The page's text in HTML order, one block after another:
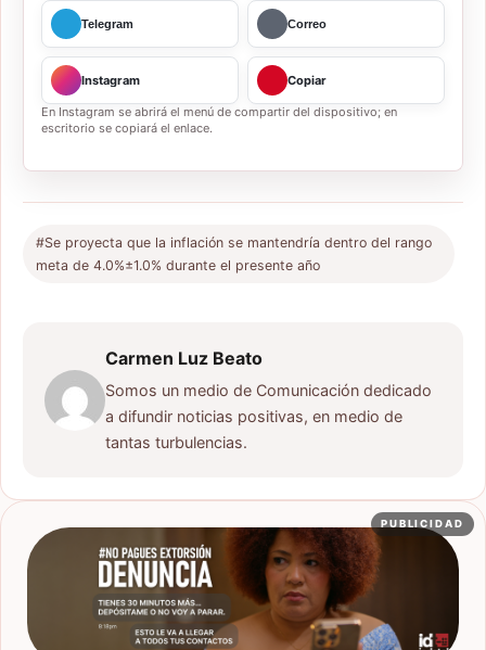
Telegram Correo
Instagram Copiar
En Instagram se abrirá el menú de compartir del dispositivo; en
escritorio se copiará el enlace.
#Se proyecta que la inflación se mantendría dentro del rango
meta de 4.0%±1.0% durante el presente año
Carmen Luz Beato
Somos un medio de Comunicación dedicado
a difundir noticias positivas, en medio de
tantas turbulencias.
PUBLICIDAD